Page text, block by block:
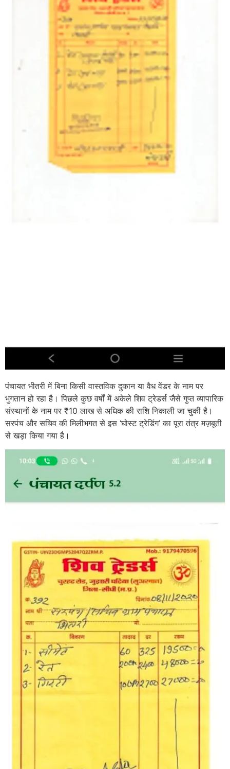
पंचायत भीतरी में बिना किसी वास्तविक दुकान या वैध वेंडर के नाम पर
भुगतान हो रहा है। पिछले कुछ वर्षों में अकेले शिव ट्रेडर्स जैसे गुप्त व्यापारिक
संस्थानों के नाम पर ₹10 लाख से अधिक की राशि निकाली जा चुकी है।
सरपंच और सचिव की मिलीभगत से इस ‘घोस्ट ट्रेडिंग’ का पूरा तंत्र मज़बूती
से खड़ा किया गया है।